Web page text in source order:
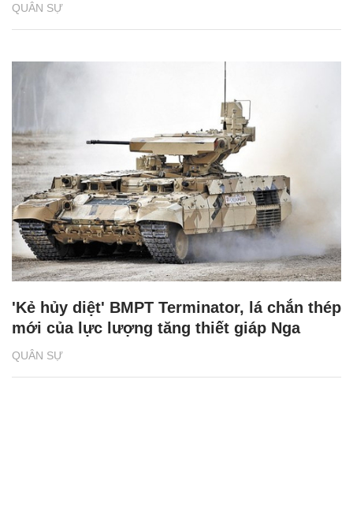
QUÂN SỰ
QUÂN SỰ
'Kẻ hủy diệt' BMPT Terminator, lá chắn thép
mới của lực lượng tăng thiết giáp Nga